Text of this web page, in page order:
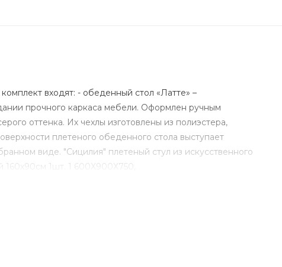
входят: - обеденный стол «Латте» –
прочного каркаса мебели. Оформлен ручным
оттенка. Их чехлы изготовлены из полиэстера,
плетеного обеденного стола выступает
виде. "Сицилия" плетеный стул из искусственного
1шт. 1 600Х900Х750,